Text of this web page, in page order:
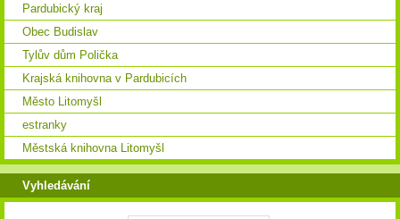
Pardubický kraj
Obec Budislav
Tylův dům Polička
Krajská knihovna v Pardubicích
Město Litomyšl
estranky
Městská knihovna Litomyšl
Vyhledávání